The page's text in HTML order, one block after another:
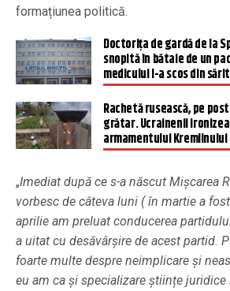
formațiunea politică.
Doctorița de gardă de la
snopită în bătaie de un
medicului l-a scos din
Rachetă rusească, pe
grătar. Ucrainenii
armamentului Kremlinului
„Imediat după ce s-a născut Mișcarea
vorbesc de câteva luni ( în martie a
aprilie am preluat conducerea
a uitat cu desăvârșire de acest partid.
foarte multe despre neimplicare și
eu am ca și specializare științe